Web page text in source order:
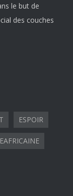
le but de
des couches
ESPOIR